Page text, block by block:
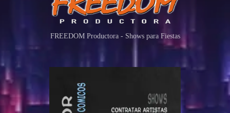
FREEDOM Productora - Shows para Fiestas